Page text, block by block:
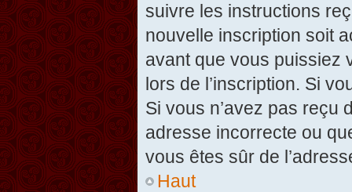
suivre les instructions
nouvelle inscription soit
avant que vous puissiez
lors de l’inscription. Si
Si vous n’avez pas reçu
adresse incorrecte ou
vous êtes sûr de
Haut